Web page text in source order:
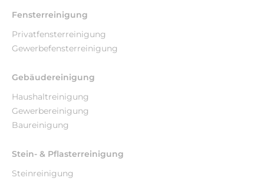
Fensterreinigung
Privatfensterreinigung
Gewerbefensterreinigung
Gebäudereinigung
Haushaltreinigung
Gewerbereinigung
Baureinigung
Stein- & Pflasterreinigung
Steinreinigung